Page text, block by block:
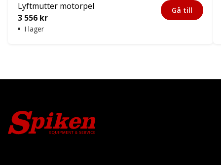
Lyftmutter motorpel
3 556 kr
I lager
Gå till